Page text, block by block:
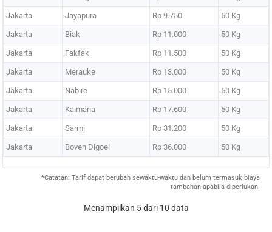
Jakarta Jayapura Rp 9.750 50 Kg
Jakarta Biak Rp 11.000 50 Kg
Jakarta Fakfak Rp 11.500 50 Kg
Jakarta Merauke Rp 13.000 50 Kg
Jakarta Nabire Rp 15.000 50 Kg
Jakarta Kaimana Rp 17.600 50 Kg
Jakarta Sarmi Rp 31.200 50 Kg
Jakarta Boven Digoel Rp 36.000 50 Kg
*Catatan: Tarif dapat berubah sewaktu-waktu dan belum termasuk biaya
tambahan apabila diperlukan.
Menampilkan 5 dari 10 data